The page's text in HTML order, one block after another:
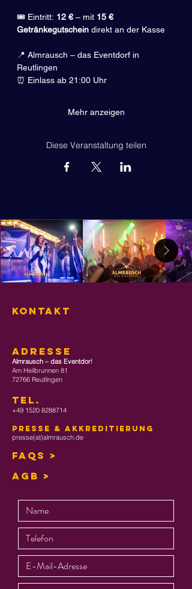
🎟️ Eintritt: 12 € – mit 15 €
Getränkegutschein direkt an der Kasse
📍 Almrausch – das Eventdorf in
Reutlingen
⏰ Einlass ab 21:00 Uhr
Mehr anzeigen
Diese Veranstaltung teilen
KONTAKT
ADRESSE
Almrausch – das Eventdorf
Am Heilbrunnen 81
72766 Reutlingen
TEL .
+49 1520 8288714
Presse & Akkreditierung
presse(at)almrausch.de
FAQs >
AGB >